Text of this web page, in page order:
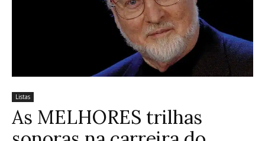
Listas
As MELHORES trilhas